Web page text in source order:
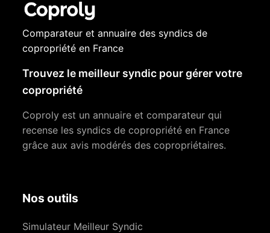
Comparateur et annuaire des syndics de
copropriété en France
Trouvez le meilleur syndic pour gérer votre
copropriété
Coproly est un annuaire et comparateur qui
recense les syndics de copropriété en France
grâce aux avis modérés des copropriétaires.
Nos outils
Simulateur Meilleur Syndic